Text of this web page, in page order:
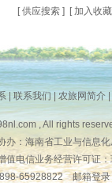
[供应搜索 ] [ 加入收藏
联系我们 农旅网简介
, All rights
办：海南省工业与信息
电信业务经营许可证：
65928822邮箱登录